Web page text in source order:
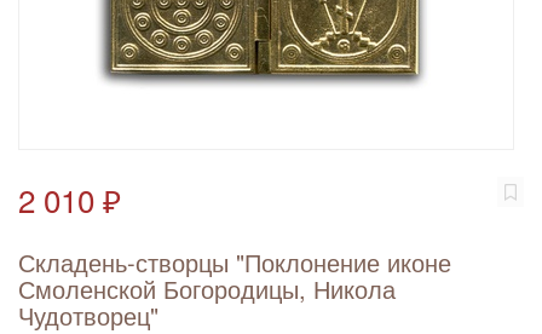
2 010 ₽
Складень-створцы "Поклонение иконе
Смоленской Богородицы, Никола
Чудотворец"